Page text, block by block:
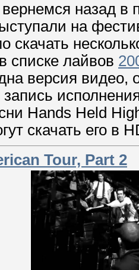
назад
на
списке лайвов
версия видео,
запись
Hands Held
скачать его в
Tour, Part 2